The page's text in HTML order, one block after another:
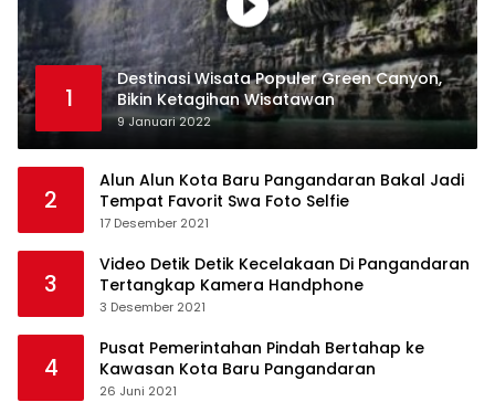
1
Destinasi Wisata Populer Green Canyon,
Bikin Ketagihan Wisatawan
9 Januari 2022
2
Alun Alun Kota Baru Pangandaran Bakal Jadi
Tempat Favorit Swa Foto Selfie
17 Desember 2021
3
Video Detik Detik Kecelakaan Di Pangandaran
Tertangkap Kamera Handphone
3 Desember 2021
4
Pusat Pemerintahan Pindah Bertahap ke
Kawasan Kota Baru Pangandaran
26 Juni 2021